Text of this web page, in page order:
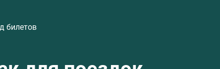
билетов